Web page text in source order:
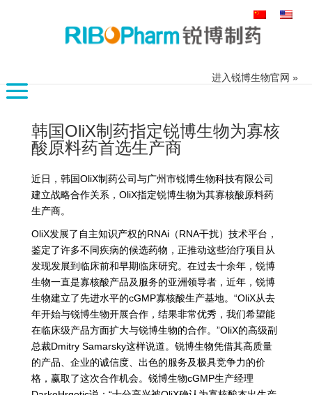
进入锐博生物官网 »
韩国OliX制药指定锐博生物为寡核
酸原料药首选生产商
近日，韩国OliX制药公司与广州市锐博生物科技有限公司
建立战略合作关系，OliX指定锐博生物为其寡核酸原料药
生产商。
OliX发展了自主知识产权的RNAi（RNA干扰）技术平台，
鉴定了许多不同疾病的候选药物，正推动这些治疗项目从
发现发展到临床前和早期临床研究。在过去十余年，锐博
生物一直是寡核酸产品及服务的亚洲领导者，近年，锐博
生物建立了先进水平的cGMP寡核酸生产基地。“OliX从去
年开始与锐博生物开展合作，结果非常优秀，我们希望能
在临床级产品方面扩大与锐博生物的合作。”OliX的高级副
总裁Dmitry Samarsky这样说道。锐博生物凭借其高质量
的产品、企业的诚信度、出色的服务及极具竞争力的价
格，赢取了这次合作机会。锐博生物cGMP生产经理